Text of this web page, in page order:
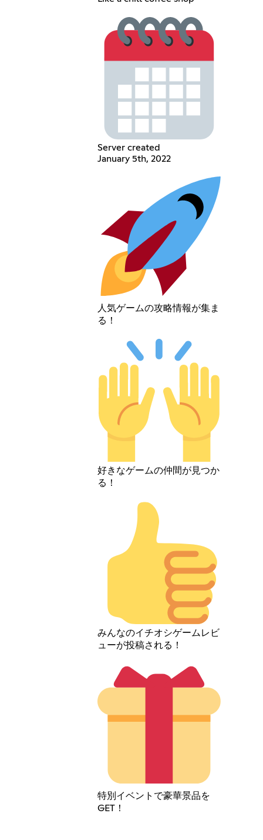
Server created
January 5th, 2022
人気ゲームの攻略情報が集ま
る！
好きなゲームの仲間が見つか
る！
みんなのイチオシゲームレビ
ューが投稿される！
特別イベントで豪華景品を
GET！